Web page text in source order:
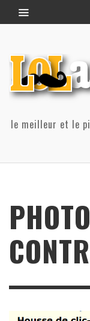
le meilleur et le